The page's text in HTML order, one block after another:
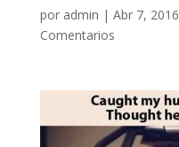
por admin | Abr 7, 2016
Comentarios